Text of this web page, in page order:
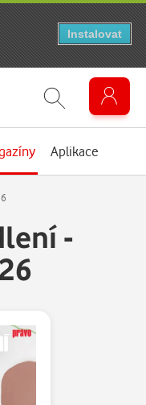
Aplikace
-
Instalovat